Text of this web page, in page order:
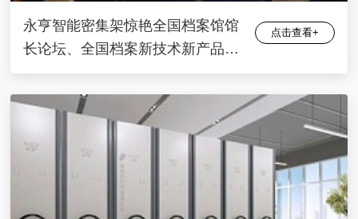
永亨智能密集架惊艳全国档案馆馆
长论坛、全国档案新技术新产品展
会
点击查看+